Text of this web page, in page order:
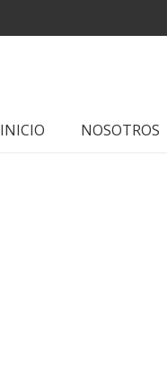
INICIO NOSOTROS